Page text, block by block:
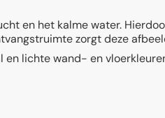
en het kalme water.
zorgt deze
lichte wand- en